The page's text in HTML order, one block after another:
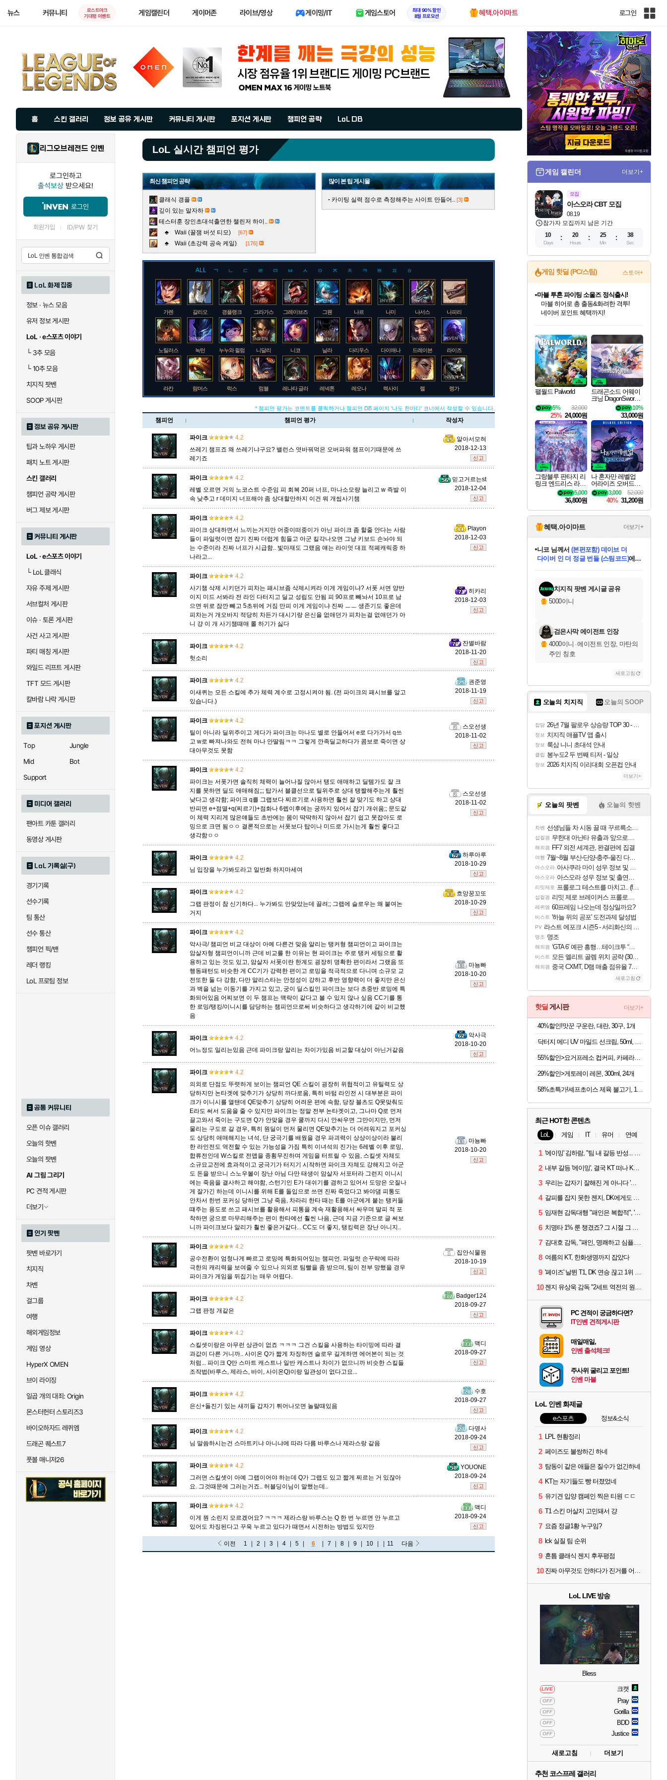
뉴스 커뮤니티
로스트아크
기대평 이벤트
게임캘린더 게이머존 라이브/영상 게이밍/IT 게임스토어
최대 90% 할인
8월 프로모션
혜택.아이마트 로그인
인
전
이
트
맵
홈 스킨 갤러리 정보 공유 게시판 커뮤니티 게시판 포지션 게시판 챔피언 공략 LoL DB
리그오브레전드 인벤
로그인하고
출석보상 받으세요!
로그인
회원가입 ID/PW 찾기
LoL 화제 집중
정보 · 뉴스 모음
유저 정보 게시판
LoL · e스포츠 이야기
└3추 모음
└10추 모음
치지직 팟벤
SOOP 게시판
정보 공유 게시판
팁과 노하우 게시판
패치 노트 게시판
스킨 갤러리
챔피언 공략 게시판
버그 제보 게시판
커뮤니티 게시판
LoL · e스포츠 이야기
└LoL 클래식
자유 주제 게시판
서브컬처 게시판
이슈 · 토론 게시판
사건 사고 게시판
파티 매칭 게시판
와일드 리프트 게시판
TFT 모드 게시판
칼바람 나락 게시판
포지션 게시판
Top
Jungle
Mid
Bot
Support
미디어 갤러리
팬아트 카툰 갤러리
동영상 게시판
LoL 기록실(구)
경기기록
선수기록
팀 통산
선수 통산
챔피언 픽/밴
레더 랭킹
LoL 프로팀 정보
공통 커뮤니티
오픈 이슈 갤러리
오늘의 핫벤
오늘의 팟벤
AI 그림 그리기
PC 견적 게시판
더보기
인기 팟벤
팟벤 바로가기
치지직
차벤
걸그룹
여행
해외게임정보
게임 영상
HyperX OMEN
브이 라이징
일곱 개의 대죄: Origin
몬스터헌터 스토리즈3
바이오하자드 레퀴엠
드래곤 퀘스트7
풋볼 매니저26
LoL 실시간 챔피언 평가
최신 챔피언 공략
클래식 갱플
깊이 있는 말자하
테스터훈 장인초대석출연한 챌린저 하이..
♣ Waii (꿀잼 버섯 티모)
[67]
♣ Waii (초강력 공속 케일) [176]
많이 본 팁 게시물
카이팅 실력 점수로 측정해주는 사이트 만들어.. [3]
ALL ㄱ ㄴ ㄷ ㄹ ㅁ ㅂ ㅅ ㅇ ㅈ ㅊ ㅋ ㅌ ㅍ ㅎ
가렌 갈리오 갱플랭크 그라가스 그레이브즈 그웬 나르 나미 나서스 나피리
노틸러스 녹턴 누누와 윌럼프 니달리 니코 닐라 다리우스 다이애나 드레이븐 라이즈
라칸 람머스 럭스 럼블 레나타 글라스크 레넥톤 레오나 렉사이 렐 렝가
베이가 베인 벡스 벨베스 벨코즈 볼리베어
블리츠크랭크 비에고 빅토르 뽀삐 사미라 사이온 사일러스 세나
세라핀 세주아니 세트
신 짜오 신드라 신지드 쓰레쉬 아리 아무무 아우렐리온 솔
아칼리 아크샨 야스오
에코 엘리스 오공 오로라 오른 오리아나 올라프 요네 우디르
우르곳 워윅 유나라 유미 이렐리아 이블린 이즈리얼 일라오이 자야
자이라 자크 자헨
진 질리언 징크스 초가스 카르마 카밀 카사딘
카이사 카직스 카타리나 칼리스타 케넨 케이틀린 케인 케일 코그모 코르키
트리스타나 트린다미어 트위스티드 페이트트위치 티모 파이크 판테온 피들스틱 피오라 피즈
헤카림 흐웨이
* 챔피언 평가는 코멘트를 클릭하거나 챔피언 DB 페이지 '나도 한마디' 코너에서 작성할 수 있습니다.
챔피언 챔피언 평가 작성자
파이크
4.2
쓰레기 챔프죠 왜 쓰레기냐구요? 밸런스 엿바꿔먹은 오버파워 챔프이기때문에 쓰
레기죠
알아서모혀
2018-12-13
신고
파이크
4.2
레벨 오르면 거의 노코스트 수준임 피 회복 20퍼 너프, 마나소모량 늘리고 w 즉발 이
속 낮추고 r 데미지 너프해야 좀 상대할만하지 이건 뭐 개씹사기챔
믿고거르는st
2018-12-04
신고
파이크
4.2
파이크 상대하면서 느끼는거지만 어중이떠중이가 아닌 파이크 좀 할줄 안다는 사람
들이 파일럿이면 잡기 진짜 더럽게 힘들고 아군 킬각나오면 그냥 키보드 손놔야 되
는 수준이라 진짜 너프가 시급함.. 빛마재도 그랬음 얘는 라이엇 대표 적폐캐릭중 하
나라고...
Playon
2018-12-03
신고
파이크
4.2
사기챔 삭제 시키던가 피차는 패시브좀 삭제시켜라 이게 게임이냐? 서폿 서면 양반
이지 미드 서봐라 전 라인 다터지고 딜교 성립도 안됨 피 90프로 빼놔서 10프로 남
으면 뒤로 잠깐 빼고 5초뒤에 거짐 만피 이게 게임이냐 진짜 ㅡㅡ 생존기도 좋은데
피차는거 개오바지 적당히 차든가 대시기랑 은신을 없애던가 피차는걸 없애던가 아
니 걍 이 개 사기챔때매 롤 하기가 싫다
히카리
2018-12-03
신고
파이크
4.2
헛소리
잔별바람
2018-11-20
신고
파이크
4.2
이새퀴는 모든 스킬에 추가 체력 계수로 고정시켜야 됨. (전 파이크의 패시브를 알고
있습니다.)
권준영
2018-11-19
신고
파이크
4.2
틸이 아니라 딜위주이고 게다가 파이크는 마나도 별로 안들어서 e로 다가가서 q쓰
고 w로 빠져나와도 전혀 마나 안딸림ㅋㅋ 그렇게 깐족딜교하다가 콤보로 죽이면 상
대아무것도 못함
스오선생
2018-11-02
신고
파이크
4.2
파이크는 서폿가면 솔직히 체력이 늘어나질 않아서 탱도 애매하고 딜템가도 잘 크
지를 못하면 딜도 애매해짐;;; 탑가서 블클선으로 틸위주로 상대 탱짤해주는게 훨씬
낮다고 생각함; 파이크 q를 그랩보다 찌르기로 사용하면 훨씬 잘 맞기도 하고 상대
반피면 e+점멸+q(찌르기)+점화나 6렙이후에는 궁까지 있어서 잡기 개쉬움;; 문도같
이 체력 지리게 많은얘들도 초반에는 몸이 딱딱하지 않아서 잡기 쉽고 못잡아도 로
밍으로 크면 됨ㅇㅇ 결론적으로는 서폿보다 탑이나 미드로 가시는게 훨씬 좋다고
생각함ㅇㅇ
스오선생
2018-11-02
신고
파이크
4.2
님 입장을 누가봐도라고 일반화 하지마세여
하루아루
2018-10-29
신고
파이크
4.2
그랩 판정이 참 신기하다... 누가봐도 안맞았는데 끌려;; 그랩에 슬로우는 왜 붙여논
거지
흐앙꿍꼬또
2018-10-29
신고
파이크
4.2
악사극/ 챔피언 비교 대상이 아예 다른건 맞음 알리는 탱커형 챔피언이고 파이크는
암살자형 챔피언이니까 근데 비교를 한 이유는 현 파이크는 주로 탱커 세팅으로 활
용하고 있는 것도 있고, 암살자 서폿이란 한계도 굉장히 명확한 편이라서 그랬음 또
행동패턴도 비슷한 게 CC기가 강력한 편이고 로밍을 적극적으로 다니며 소규모 교
전또한 둘 다 강함, 다만 알리스타는 안정성이 강하고 후반 영향력이 더 좋지만 은신
과 벽을 넘는 이동기를 가지고 있고, 궁이 딜스킬인 파이크는 보다 초중반 로밍에 특
화되어있음 어찌보면 이 두 챔프는 맥락이 같다고 볼 수 있지 않나 싶음 CC기를 통
한 로밍/탱킹/이니시를 담당하는 챔피언으로써 비슷하다고 생각하기에 같이 비교했
음
마뇽빠
2018-10-20
신고
파이크
4.2
어느정도 일리는있음 근데 파이크랑 알리는 차이가있음 비교할 대상이 아닌거같음
악사극
2018-10-20
신고
파이크
4.2
의외로 단점도 뚜렷하게 보이는 챔피언 QE 스킬이 굉장히 위협적이고 유틸력도 상
당하지만 논타겟에 맞추기가 상당히 까다로움, 특히 바텀 라인전 시 대부분은 파이
크가 이니시를 열탠데 QE맞추기 상당히 어려운 편에 속함, 당장 블츠도 Q못맞춰도
E라도 써서 도움을 줄 수 있지만 파이크는 정말 전부 논타겟이고, 그나마 Q로 먼저
끌고와서 죽이는 구도면 Q가 안맞을 경우 쿨까지 다시 안싸우면 그만이지만, 먼저
물리는 구도로 갈 경우, 특히 원딜이 먼저 물리면 QE맞추기는 더 어려워지고 포커싱
도 상당히 애매해지는 녀석, 단 궁극기를 배웠을 경우 파괴력이 상상이상이라 불리
한 라인전도 역전할 수 있는 가능성을 가짐 특히 이녀석의 진가는 6레벨 이후 로밍,
합류전인데 W스킬로 전맵을 종횡무진하며 게임을 터트릴 수 있음, 스킬셋 자체도
소규묘교전에 효과적이고 궁극기가 터지기 시작하면 파이크 자체도 강해지고 아군
도 돈을 받으니 스노우볼이 장난 아님 다만 태생이 암살자 서포터라 그런지 이니시
에는 죽음을 결사하고 해야함, 스턴기인 E가 대쉬기를 겸하고 있어서 도망은 오질나
게 잘가긴 하는데 이니시를 위해 E를 돌입으로 쓰면 진짜 죽었다고 봐야댐 피통도
안차서 한번 포커싱 당하면 그냥 죽음, 차라리 한타 때는 E를 아군에게 붙는 탱커들
떄주는 용도로 쓰고 패시브를 활용해서 피통을 계속 재활용해서 싸우며 딸피 적 포
착하면 궁으로 마무리해주는 편이 한타에선 훨씬 나음, 근데 지금 기준으로 글 써보
니까 파이크보다 알리가 훨씬 좋은거같다... CC도 더 좋지, 탱킹력은 장난 아니지..
마뇽빠
2018-10-20
신고
파이크
4.2
공수전환이 엄청나게 빠르고 로밍에 특화되어있는 챔피언. 파일럿 손꾸락에 따라
극한의 캐리력을 보여줄 수 있으나 의외로 팀빨을 좀 받으며, 팀이 전부 망했을 경우
파이크가 게임을 뒤집기는 매우 어렵다.
집안식물원
2018-10-19
신고
파이크
4.2
그랩 판정 개같은
Badger124
2018-09-27
신고
파이크
4.2
스킬셋이랑은 아무런 상관이 없죠 ㅋㅋㅋ 그건 스킬을 사용하는 타이밍에 따라 결
과값이 다른 거니까.. 사이온 Q가 짧게 차징하면 슬로우 길게하면 에어본이 되는 것
처럼... 파이크 Q만 스마트 캐스트나 일반 캐스트나 차이가 없으니까 비슷한 스킬들
조작법(바루스, 제라스, 바이, 사이온Q)이랑 일관성이 없다고요...
맥디
2018-09-27
신고
파이크
4.2
은신+돌진기 있는 새끼들 갑자기 튀어나오면 놀랄때있음
수호
2018-09-27
신고
파이크
4.2
님 말씀하시는건 스마트키냐 아니냐에 따라 다름 바루스나 제라스랑 같음
다명사
2018-09-24
신고
파이크
4.2
그러면 스킬셋이 아예 그랩이어야 하는데 Q가 그랩도 있고 짧게 찌르는 거 있잖아
요. 그것때문에 그러는거죠.. 허블딩이님이 말했는데..
YOUONE
2018-09-24
신고
파이크
4.2
이게 뭔 소린지 모르겠어요? ㅋㅋㅋ 제라스랑 바루스는 Q 한 번 누르면 안 누르고
있어도 차징된다고 꾸욱 누르고 있다가 때면서 시전하는 방법도 있지만
맥디
2018-09-24
신고
이전 1 2 3 4 5 6 7 8 9 10 ... 11 다음
게임 캘린더 더보기+
모집
08.19
아스오라 CBT 모집
참가자 모집까지 남은 기간
10
Days
20
Hours
25
Min
37
Sec
게임 핫딜 (PC/스팀) 스토어+
최대 90% 할인가를 만나보세요!
네이버혜택과 함께 만나보세요!
50%할인&추가 적립까지!
마블 투혼 파이팅 소울즈 정식출시!
마블 히어로 총 출동&화려한 격투!
네이버 포인트 혜택까지!
이니&베니 혜택까지!
네이버 혜택가와 함께 예약하세요!
할인&네이버혜택으로 만나보세요!
네이버페이 혜택과 만나보세요!
40주년 프로모션으로 만나보세요!
할인가에 만나보세요!
일부 에디션 상시 할인!
혜택으로 예약 판매 중
편안하게 충전하세요
팰월드 Palworld
32,000
5%
25% 24,000원
드래곤소드 어웨이
크닝 DragonSword A
10%
33,000원
그랑블루 판타지 리
링크 엔드리스 라그
나로크 업그레이드
킷 Granblue Fantasy
Relink Endless Ragn
arok Upgrade Kit DL
C
5,000
36,800원
나 혼자만 레벨업
어라이즈 오버드라
이브 디럭스 에디션
Solo Leveling Arise
Overdrive Deluxe Edi
tion
52,000
3,000
40% 31,200원
혜택.아이마트 더보기+
교환.
당첨되셨습니다.
니코님께서 (본편포함) 데이브 더
다이버 인 더 정글 번들 (스팀코드)에
당첨되셨습니다.
당첨되셨습니다.
당첨되셨습니다.
당첨되셨습니다.
당첨되셨습니다.
에디션 (스팀코드)를 교환.
당첨되셨습니다.
치지직 팟벤 게시글 공유
5000이니
검은사막 에이전트 인장
4000이니 ·에이전트 인장, 마탄의
주인 칭호
새로고침
오늘의 치지직 오늘의 SOOP
잡담 26년 7월 팔로우 상승량 TOP 30 - 월간 치지직
정보 치지직 애플TV 앱 출시
정보 룩삼 니니 초대석 안내
클립 봉누도2 두 번째 티저 - 일상
정보 2026 치지직 이리대회 오픈컵 안내
더보기+
오늘의 팟벤 오늘의 핫벤
차벤 선생님들 차 시동 끌 때 꾸르륵소리나는데
섭컬겜 무한대 아난타 유출과 앞으로의 예상 (루머)
해외겜 FF7 외전 세계관, 완결편에 집결
여행 7월~8월 부산-단양-충주-울진 다녀왔어요~
아스오라 아사쿠라 마이 성우 정보 및 주요 필모
아스오라 아스오라 성우 정보 및 출연작 모음
리밋제로 프롤로그 테스트를 마치고.. (feat. 리아)
섭컬겜 리밋 제로 브레이커스 프롤로그 테스트 후기 영상 업로드
레퀴엠 60프레임 나오는데 정상일까요?
비스트 '하늘 위의 공포' 도전과제 달성법
PV 라스트 에포크 시즌5 - 서리화신의 분노 티저
명조 명조
해외겜 ‘GTA 6’ 예판 흥행…테이크투 “내부 예상 크게 넘어”
비스트 모든 엘리트 골렘 위치 공략 (30개) - 방랑 결투가
해외겜 중국 CXMT, D램 매출 점유율 7%…글로벌 4위로 부상
새로고침
핫딜 게시판 더보기+
40%할인!맛꾼 구운란, 대란, 30구, 1개
55%할인>요거프레소 컵커피, 카페라떼 200ml 10개 + 카페모카 200ml 10개, 20개
29%할인>게토레이 레몬, 300ml, 24개
58%초특가!셰프초이스 제육 불고기, 1.5kg, 1개
최근 HOT한 콘텐츠
LoL 게임 IT 유머 연예
1 '에이밍' 김하람, "팀 내 갈등 반성... 끝까지 뛰고 싶었다"
2 내부 갈등 '에이밍', 결국 KT 떠나 KRX로...'지우'와 트레이드
3 우리는 갑자기 잘해진 게 아니다 '씨맥' 김대호 감독의 자신감
4 갈피를 잡지 못한 젠지, DK에게도 0:2 패배
5 임재현 감독대행 "패인은 복합적", '도란' "팀에 과부하 왔다"
6 치명타 1% 룬 챙겼죠? 그 시절 그 감성 '롤 클래식' 30일 출시
7 김대호 감독, "패인, 명쾌하고 심플...다시 힘낼 수 있어"
8 여름의 KT, 한화생명까지 잡았다
9 '페이즈' 날뛴 T1, DK 연승 끊고 1위 지켜
10 젠지 유상욱 감독 "2세트 역전의 원인...너무 급했다"
PC 견적이 궁금하다면?
IT인벤 견적게시판
매일매일,
인벤 출석체크!
주사위 굴리고 포인트!
인벤 마블
LoL 인벤 화제글
e스포츠 정보&소식
1 LPL 현황정리
2 페이즈도 불쌍하긴 하네
3 탐동이 같은 애들은 질수가 없긴하네
4 KT는 자기들도 빵 터졌었네
5 유기견 입양 캠페인 찍은 티원 ㄷㄷ
6 T1 스킨 머살지 고민돼서 걍
7 요즘 정글1황 누구임?
8 lck 실질 팀 순위
9 혼틈 클래식 젠지 후푸평점
10 진짜 아무것도 안하다가 진거를 어떻게 쉴드를 치지
LoL LIVE 방송
Bless
LIVE 크캣
OFF Pray
OFF Gorilla
OFF BDD
OFF Justice
새로고침 더보기
추천 코스프레 갤러리